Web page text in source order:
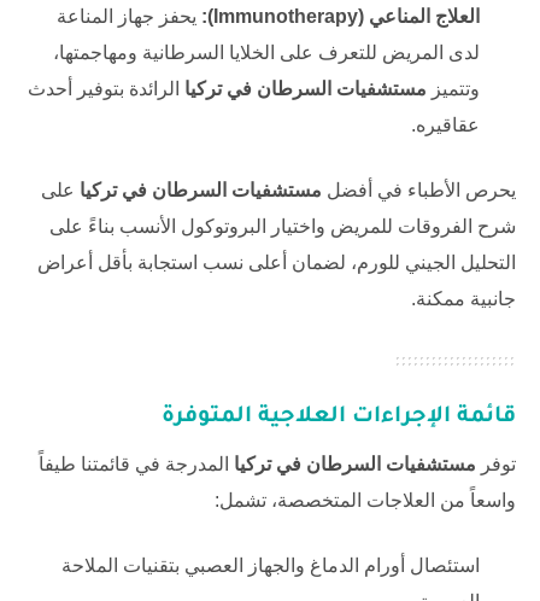
العلاج المناعي (Immunotherapy):
يحفز جهاز المناعة
لدى المريض للتعرف على الخلايا السرطانية ومهاجمتها،
وتتميز مستشفيات السرطان في تركيا الرائدة بتوفير أحدث
عقاقيره.
يحرص الأطباء في أفضل مستشفيات السرطان في تركيا على
شرح الفروقات للمريض واختيار البروتوكول الأنسب بناءً على
التحليل الجيني للورم، لضمان أعلى نسب استجابة بأقل أعراض
جانبية ممكنة.
قائمة الإجراءات العلاجية المتوفرة
توفر مستشفيات السرطان في تركيا المدرجة في قائمتنا طيفاً
واسعاً من العلاجات المتخصصة، تشمل:
استئصال أورام الدماغ والجهاز العصبي بتقنيات الملاحة